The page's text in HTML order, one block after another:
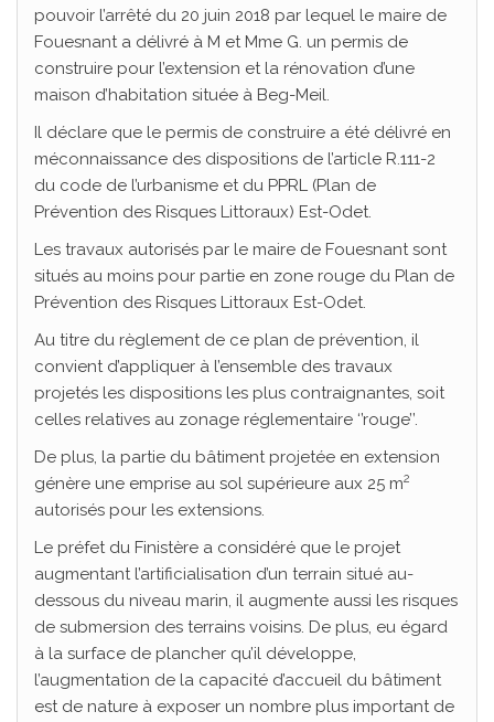
pouvoir l’arrêté du 20 juin 2018 par lequel le maire de
Fouesnant a délivré à M et Mme G. un permis de
construire pour l’extension et la rénovation d’une
maison d’habitation située à Beg-Meil.
Il déclare que le permis de construire a été délivré en
méconnaissance des dispositions de l’article R.111-2
du code de l’urbanisme et du PPRL (Plan de
Prévention des Risques Littoraux) Est-Odet.
Les travaux autorisés par le maire de Fouesnant sont
situés au moins pour partie en zone rouge du Plan de
Prévention des Risques Littoraux Est-Odet.
Au titre du règlement de ce plan de prévention, il
convient d’appliquer à l’ensemble des travaux
projetés les dispositions les plus contraignantes, soit
celles relatives au zonage réglementaire ‘’rouge’’.
De plus, la partie du bâtiment projetée en extension
génère une emprise au sol supérieure aux 25 m2
autorisés pour les extensions.
Le préfet du Finistère a considéré que le projet
augmentant l’artificialisation d’un terrain situé au-
dessous du niveau marin, il augmente aussi les risques
de submersion des terrains voisins. De plus, eu égard
à la surface de plancher qu’il développe,
l’augmentation de la capacité d’accueil du bâtiment
est de nature à exposer un nombre plus important de